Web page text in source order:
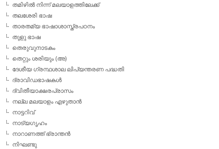
തമിഴില്‍ നിന്ന് മലയാളത്തിലേക്ക്
തലശേരി ഭാഷ
താരതമ്യ ഭാഷാശാസ്ത്രപഠനം
തുളു ഭാഷ
തെരുവുനാടകം
തെറ്റും ശരിയും (അ)
ദേശീയ ഗ്രന്ഥശാല ലിപ്യന്തരണ പദ്ധതി
ദ്രാവിഡഭാഷകള്‍
ദ്വിതീയാക്ഷരപ്രാസം
നല്ല മലയാളം എഴുതാന്‍
നാട്ടറിവ്
നാട്യഗൃഹം
നാറാണത്ത് ഭ്രാന്തന്‍
നിഘണ്ടു